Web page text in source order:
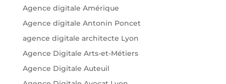
Agence digitale Amérique
Agence digitale Antonin Poncet
agence digitale architecte Lyon
Agence Digitale Arts-et-Métiers
Agence Digitale Auteuil